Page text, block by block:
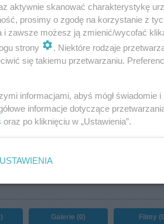
Galerie (0) Filmy
aktywnie skanować charakterystykę
prosimy o zgodę na korzystanie z
i zawsze możesz ją zmienić/wycofać
strony
. Niektóre rodzaje
się takiemu przetwarzaniu.
informacjami, abyś mógł
informacje dotyczące
oraz po kliknięciu w „Ustawienia”.
USTAWIENIA